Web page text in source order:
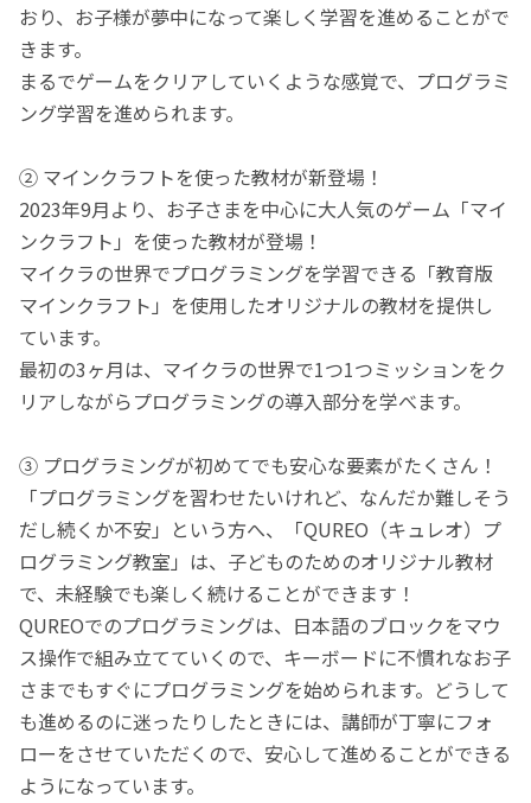
おり、お子様が夢中になって楽しく学習を進めることがで
きます。
まるでゲームをクリアしていくような感覚で、プログラミ
ング学習を進められます。
② マインクラフトを使った教材が新登場！
2023年9月より、お子さまを中心に大人気のゲーム「マイ
ンクラフト」を使った教材が登場！
マイクラの世界でプログラミングを学習できる「教育版
マインクラフト」を使用したオリジナルの教材を提供し
ています。
最初の3ヶ月は、マイクラの世界で1つ1つミッションをク
リアしながらプログラミングの導入部分を学べます。
③ プログラミングが初めてでも安心な要素がたくさん！
「プログラミングを習わせたいけれど、なんだか難しそう
だし続くか不安」という方へ、「QUREO（キュレオ）プ
ログラミング教室」は、子どものためのオリジナル教材
で、未経験でも楽しく続けることができます！
QUREOでのプログラミングは、日本語のブロックをマウ
ス操作で組み立てていくので、キーボードに不慣れなお子
さまでもすぐにプログラミングを始められます。どうして
も進めるのに迷ったりしたときには、講師が丁寧にフォ
ローをさせていただくので、安心して進めることができる
ようになっています。